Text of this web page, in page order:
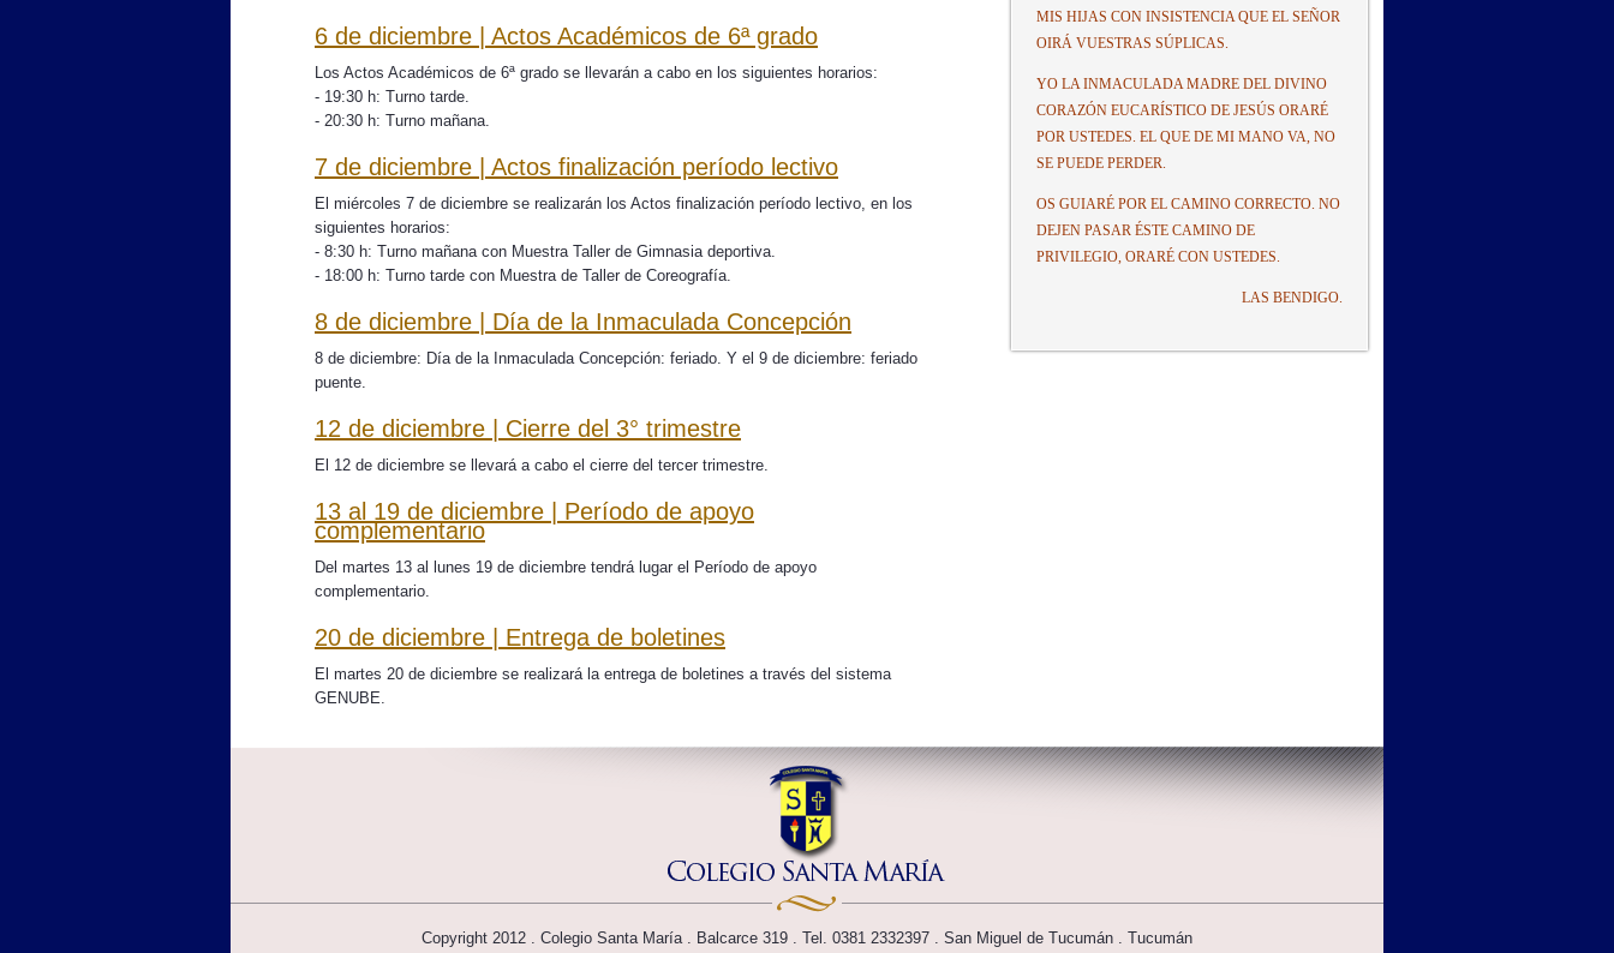
6 de diciembre | Actos Académicos de 6ª grado
Los Actos Académicos de 6ª grado se llevarán a cabo en los siguientes horarios:
- 19:30 h: Turno tarde.
- 20:30 h: Turno mañana.
7 de diciembre | Actos finalización período lectivo
El miércoles 7 de diciembre se realizarán los Actos finalización período lectivo, en los
siguientes horarios:
- 8:30 h: Turno mañana con Muestra Taller de Gimnasia deportiva.
- 18:00 h: Turno tarde con Muestra de Taller de Coreografía.
8 de diciembre | Día de la Inmaculada Concepción
8 de diciembre: Día de la Inmaculada Concepción: feriado. Y el 9 de diciembre: feriado
puente.
12 de diciembre | Cierre del 3° trimestre
El 12 de diciembre se llevará a cabo el cierre del tercer trimestre.
13 al 19 de diciembre | Período de apoyo
complementario
Del martes 13 al lunes 19 de diciembre tendrá lugar el Período de apoyo
complementario.
20 de diciembre | Entrega de boletines
El martes 20 de diciembre se realizará la entrega de boletines a través del sistema
GENUBE.
MIS HIJAS CON INSISTENCIA QUE EL SEÑOR
OIRÁ VUESTRAS SÚPLICAS.
YO LA INMACULADA MADRE DEL DIVINO
CORAZÓN EUCARÍSTICO DE JESÚS ORARÉ
POR USTEDES. EL QUE DE MI MANO VA, NO
SE PUEDE PERDER.
OS GUIARÉ POR EL CAMINO CORRECTO. NO
DEJEN PASAR ÉSTE CAMINO DE
PRIVILEGIO, ORARÉ CON USTEDES.
LAS BENDIGO.
Copyright 2012 . Colegio Santa María . Balcarce 319 . Tel. 0381 2332397 . San Miguel de Tucumán . Tucumán